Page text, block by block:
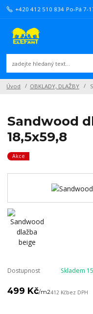
+420 412 510 834 Po-Pá 7-
Úvod OBKLADY, DLAŽBY
Sandwood
18,5x59,8
Akce
Dostupnost Skladem
499 Kč/m2412 Kčbez DPH